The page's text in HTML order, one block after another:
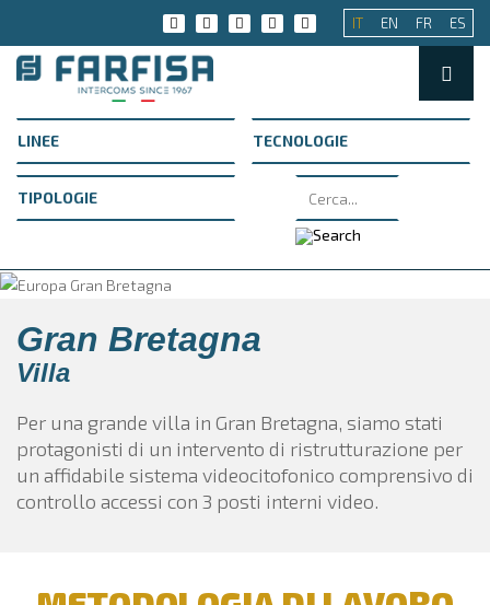
IT EN FR ES
Gran Bretagna
Villa
Per una grande villa in Gran Bretagna, siamo stati
protagonisti di un intervento di ristrutturazione per
un affidabile sistema videocitofonico comprensivo di
controllo accessi con 3 posti interni video.